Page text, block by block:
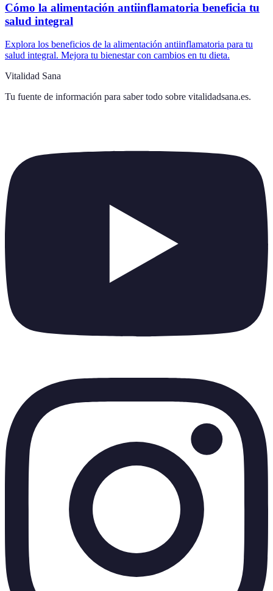
Cómo la alimentación antiinflamatoria beneficia tu
salud integral
Explora los beneficios de la alimentación antiinflamatoria para tu
salud integral. Mejora tu bienestar con cambios en tu dieta.
Vitalidad Sana
Tu fuente de información para saber todo sobre vitalidadsana.es.